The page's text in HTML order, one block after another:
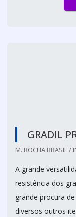
GRADIL
M. ROCHA BRASIL /
A grande
resistência dos
grande procura
diversos outros